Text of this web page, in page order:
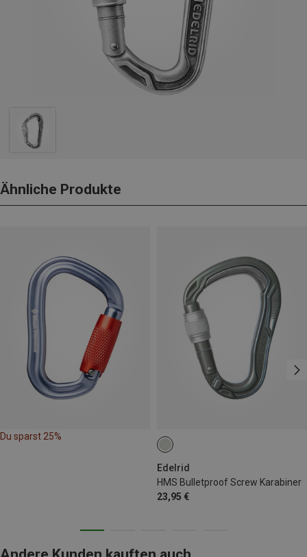
Ähnliche Produkte
Du sparst 25%
Edelrid
HMS Bulletproof Screw Karabiner
23,95 €